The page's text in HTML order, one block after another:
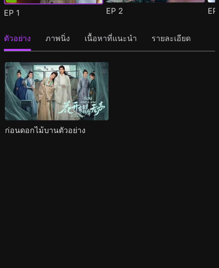
EP 1 EP 2
ตัวอย่าง ภาพนิ่ง เนื้อหาที่แนะนำ รายละเอียด
ก่อนดอกไม้บานตัวอย่าง